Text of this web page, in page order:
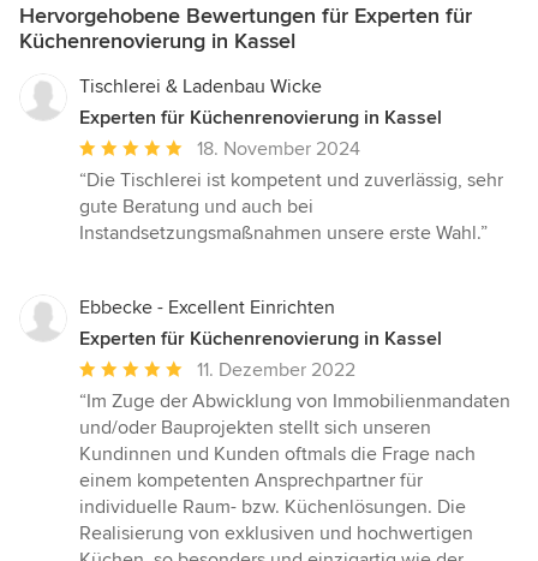
Hervorgehobene Bewertungen für Experten für
Küchenrenovierung in Kassel
Tischlerei & Ladenbau Wicke
Experten für Küchenrenovierung in Kassel
Durchschnittliche
Bewertung:
5
von
18. November 2024
“Die Tischlerei ist kompetent und zuverlässig, sehr
gute Beratung und auch bei
Instandsetzungsmaßnahmen unsere erste Wahl.”
Ebbecke - Excellent Einrichten
Experten für Küchenrenovierung in Kassel
Durchschnittliche
Bewertung:
5
von
5
Sternen
11. Dezember 2022
“Im Zuge der Abwicklung von Immobilienmandaten
und/oder Bauprojekten stellt sich unseren
Kundinnen und Kunden oftmals die Frage nach
einem kompetenten Ansprechpartner für
individuelle Raum- bzw. Küchenlösungen. Die
Realisierung von exklusiven und hochwertigen